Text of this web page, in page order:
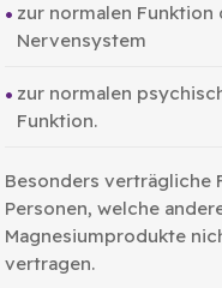
zur normalen Funktion
Nervensystem
zur normalen
Funktion.
Besonders verträgliche
Personen, welche
Magnesiumprodukte
vertragen.